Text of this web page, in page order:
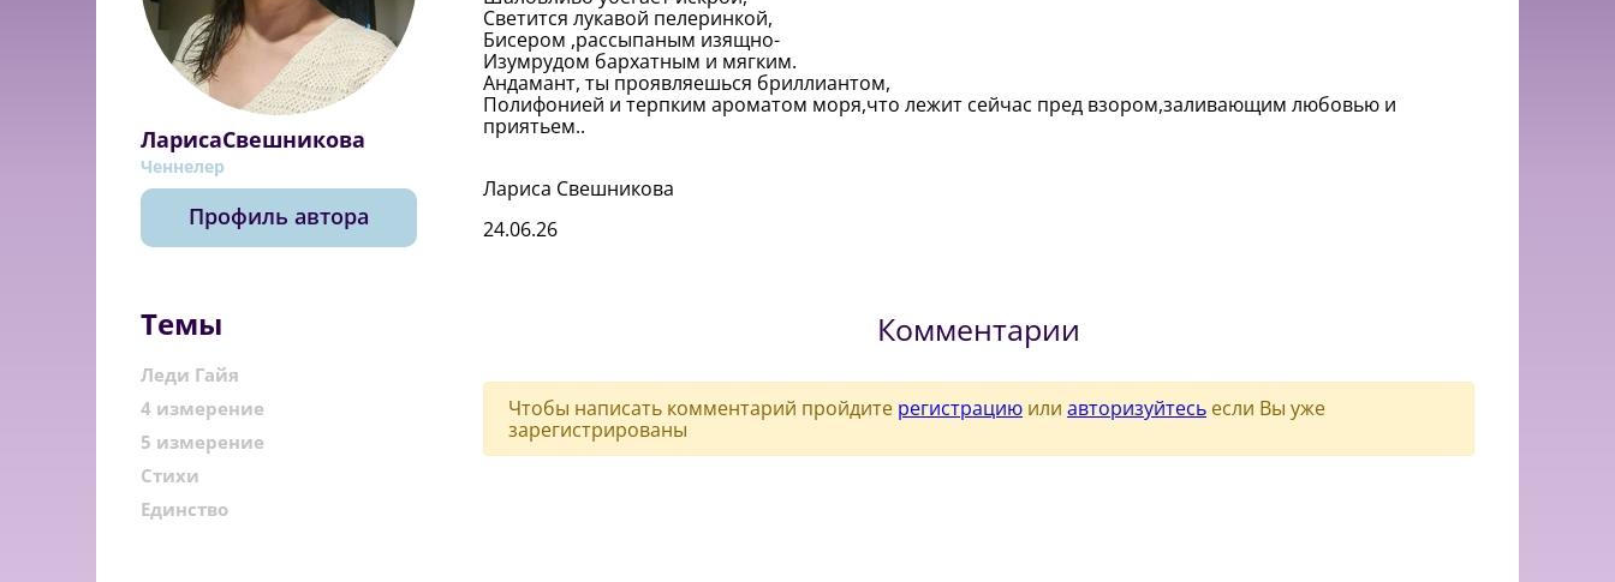
ЛарисаСвешникова
Ченнелер
Профиль автора
Темы
Леди Гайя
4 измерение
5 измерение
Стихи
Единство
Светится лукавой пелеринкой,
Бисером ,рассыпаным изящно-
Изумрудом бархатным и мягким.
Андамант, ты проявляешься бриллиантом,
Полифонией и терпким ароматом моря,что лежит сейчас пред взором,заливающим любовью и
приятьем..
Лариса Свешникова
24.06.26
Комментарии
Чтобы написать комментарий пройдите регистрацию или авторизуйтесь если Вы уже
зарегистрированы